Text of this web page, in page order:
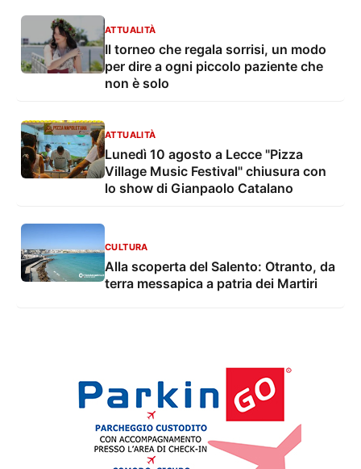
ATTUALITÀ
Il torneo che regala sorrisi, un modo
per dire a ogni piccolo paziente che
non è solo
ATTUALITÀ
Lunedì 10 agosto a Lecce "Pizza
Village Music Festival" chiusura con
lo show di Gianpaolo Catalano
CULTURA
Alla scoperta del Salento: Otranto, da
terra messapica a patria dei Martiri